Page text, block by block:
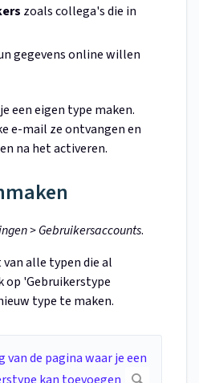
zoals collega's die in
gegevens online willen
een eigen type maken.
e-mail ze ontvangen en
na het activeren.
> Gebruikersaccounts.
alle typen die al
op 'Gebruikerstype
type te maken.